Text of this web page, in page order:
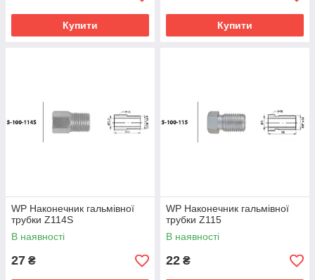
Купити Купити
WP Наконечник гальмівної
трубки Z114S
В наявності
27 ₴
WP Наконечник гальмівної
трубки Z115
В наявності
22 ₴